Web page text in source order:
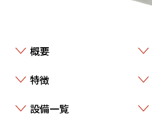
概要
特徴
設備一覧